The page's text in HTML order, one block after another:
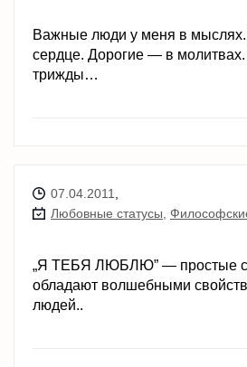
Важные люди у меня в
сердце. Дорогие — в
трижды…
07.04.2011
Любовные статусы
„Я ТЕБЯ ЛЮБЛЮ” — простые
обладают волшебными
людей..